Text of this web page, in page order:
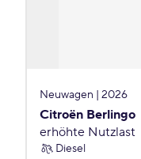
Neuwagen | 2026
Citroën Berlingo
erhöhte Nutzlast
Diesel